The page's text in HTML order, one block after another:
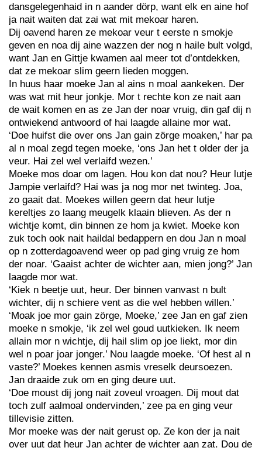
dansgelegenhaid in n aander dörp, want elk en aine hof
ja nait waiten dat zai wat mit mekoar haren.
Dij oavend haren ze mekoar veur t eerste n smokje
geven en noa dij aine wazzen der nog n haile bult volgd,
want Jan en Gittje kwamen aal meer tot d’ontdekken,
dat ze mekoar slim geern lieden moggen.
In huus haar moeke Jan al ains n moal aankeken. Der
was wat mit heur jonkje. Mor t rechte kon ze nait aan
de wait komen en as ze Jan der noar vruig, din gaf dij n
ontwiekend antwoord of hai laagde allaine mor wat.
‘Doe huifst die over ons Jan gain zörge moaken,’ har pa
al n moal zegd tegen moeke, ‘ons Jan het t older der ja
veur. Hai zel wel verlaifd wezen.’
Moeke mos doar om lagen. Hou kon dat nou? Heur lutje
Jampie verlaifd? Hai was ja nog mor net twinteg. Joa,
zo gaait dat. Moekes willen geern dat heur lutje
kereltjes zo laang meugelk klaain blieven. As der n
wichtje komt, din binnen ze hom ja kwiet. Moeke kon
zuk toch ook nait haildal bedappern en dou Jan n moal
op n zotterdagoavend weer op pad ging vruig ze hom
der noar. ‘Gaaist achter de wichter aan, mien jong?’ Jan
laagde mor wat.
‘Kiek n beetje uut, heur. Der binnen vanvast n bult
wichter, dij n schiere vent as die wel hebben willen.’
‘Moak joe mor gain zörge, Moeke,’ zee Jan en gaf zien
moeke n smokje, ‘ik zel wel goud uutkieken. Ik neem
allain mor n wichtje, dij hail slim op joe liekt, mor din
wel n poar joar jonger.’ Nou laagde moeke. ‘Of hest al n
vaste?’ Moekes kennen asmis vreselk deursoezen.
Jan draaide zuk om en ging deure uut.
‘Doe moust dij jong nait zoveul vroagen. Dij mout dat
toch zulf aalmoal ondervinden,’ zee pa en ging veur
tillevisie zitten.
Mor moeke was der nait gerust op. Ze kon der ja nait
over uut dat heur Jan achter de wichter aan zat. Dou de